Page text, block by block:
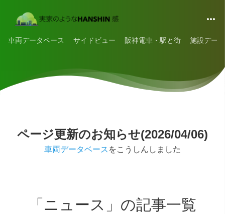
車両データベース サイドビュー 阪神電車・駅と街 施設デー
ページ更新のお知らせ(2026/04/06)
車両データベース をこうしんしました
「ニュース」の記事一覧